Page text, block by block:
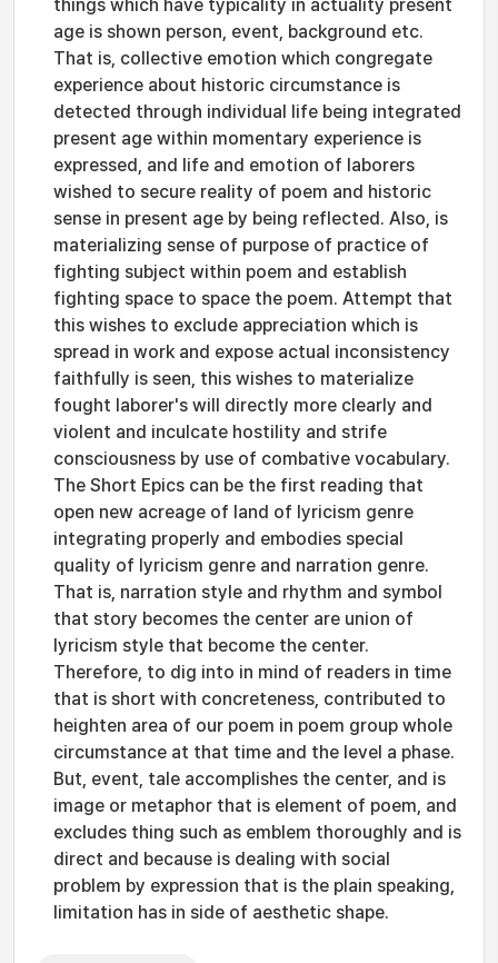
things which have typicality in actuality present
age is shown person, event, background etc.
That is, collective emotion which congregate
experience about historic circumstance is
detected through individual life being integrated
present age within momentary experience is
expressed, and life and emotion of laborers
wished to secure reality of poem and historic
sense in present age by being reflected. Also, is
materializing sense of purpose of practice of
fighting subject within poem and establish
fighting space to space the poem. Attempt that
this wishes to exclude appreciation which is
spread in work and expose actual inconsistency
faithfully is seen, this wishes to materialize
fought laborer's will directly more clearly and
violent and inculcate hostility and strife
consciousness by use of combative vocabulary.
The Short Epics can be the first reading that
open new acreage of land of lyricism genre
integrating properly and embodies special
quality of lyricism genre and narration genre.
That is, narration style and rhythm and symbol
that story becomes the center are union of
lyricism style that become the center.
Therefore, to dig into in mind of readers in time
that is short with concreteness, contributed to
heighten area of our poem in poem group whole
circumstance at that time and the level a phase.
But, event, tale accomplishes the center, and is
image or metaphor that is element of poem, and
excludes thing such as emblem thoroughly and is
direct and because is dealing with social
problem by expression that is the plain speaking,
limitation has in side of aesthetic shape.